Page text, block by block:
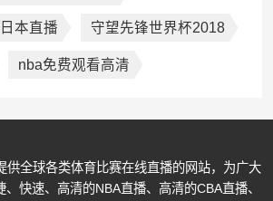
本直播 守望先锋世界杯2018
nba免费观看高清
供全球各类体育比赛在线直播的网站，为广大
快速、高清的NBA直播、高清的CBA直播、